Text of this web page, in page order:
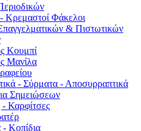
Κρεμαστοί Φάκελοι
& Πιστωτικών
Κουμπί
Μανίλα
- Σύρματα - Αποσυρραπτικά
Σημειώσεων
- Καρφίτσες
- Κοπίδια